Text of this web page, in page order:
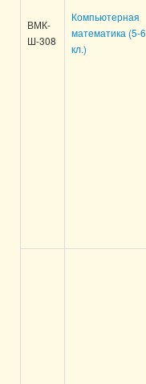
ВМК-
Ш-308
Компьютерная
математика (5-6
кл.)